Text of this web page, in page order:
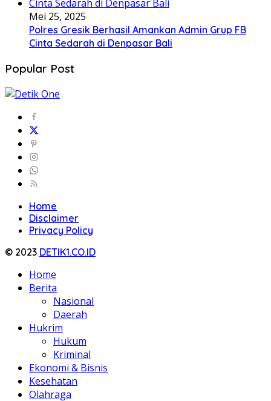
Mei 25, 2025
Polres Gresik Berhasil Amankan Admin Grup FB
Cinta Sedarah di Denpasar Bali
Popular Post
Home
Disclaimer
Privacy Policy
© 2023 DETIK1.CO.ID
Home
Berita
Nasional
Daerah
Hukrim
Hukum
Kriminal
Ekonomi & Bisnis
Kesehatan
Olahraga